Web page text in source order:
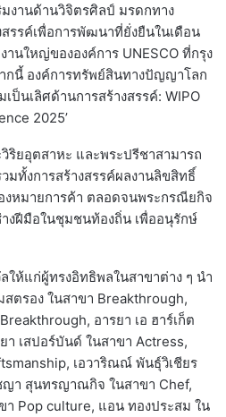
งานด้านวิจิตรศิลป์ มรดกทาง
รรค์เพื่อการพัฒนาที่ยั่งยืนในเดือน
นใหญ่ขององค์การ UNESCO ที่กรุง
กนี้ องค์การทรัพย์สินทางปัญญาโลก
เป็นเลิศด้านการสร้างสรรค์: WIPO
2025’
ริยอุตสาหะ และพระปรีชาสามารถ
ทั้งการสร้างสรรค์ผลงานลิขสิทธิ์
หมายการค้า ตลอดจนพระกรณียกิจ
งฝีมือในชุมชนท้องถิ่น เพื่ออนุรักษ์
ให้แก่ผู้ทรงอิทธิพลในสาขาต่าง ๆ นำ
ตรอง ในสาขา Breakthrough,
อารยา เอ ฮาร์เก็ต
า เสปอร์บันด์ ในสาขา Actress,
เอวาริณณ์ พันธุ์วิเชียร
า สุนทรญาณกิจ ในสาขา Chef,
า Pop culture, แอน ทองประสม ใน